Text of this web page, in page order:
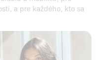
a pre každého, kto sa